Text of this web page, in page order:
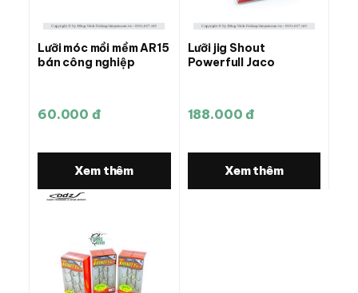
Lưỡi móc mồi mềm AR15
bán công nghiệp
60.000 đ
Xem thêm
Lưỡi jig Shout
Powerfull Jaco
188.000 đ
Xem thêm